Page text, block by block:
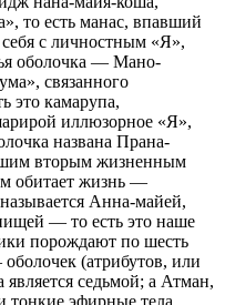
то есть манас, впавший
с личностным «Я»,
оболочка — Мано-
связанного
это камарупа,
иллюзорное «Я»,
названа Прана-
вторым жизненным
обитает жизнь —
называется Анна-майей,
— то есть это наше
порождают по шесть
(атрибутов, или
является седьмой; а Атман,